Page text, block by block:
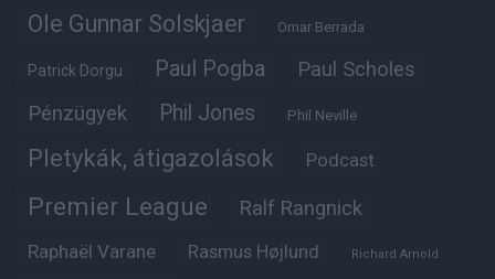
Ole Gunnar Solskjaer Omar Berrada
Patrick Dorgu Paul Pogba Paul Scholes
Pénzügyek Phil Jones Phil Neville
Pletykák, átigazolások Podcast
Premier League Ralf Rangnick
Raphaël Varane Rasmus Højlund Richard Arnold